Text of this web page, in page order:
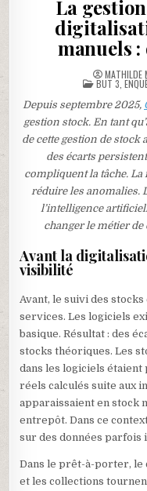
La
manuels
MATHILDE
POSTED
IN
BUT 3
Depuis septembre 2025,
gestion stock. En tant
de cette gestion de stock
des écarts
compliquent la tâche.
réduire les anomalies.
l’intelligence
changer le métier
Avant la
visibilité
Avant, le suivi des
services. Les logiciels
basique. Résultat : des
stocks théoriques. Les
dans les logiciels
réels calculés suite aux
apparaissaient en stock
entrepôt. Dans ce
sur des données parfois
Dans le prêt-à-porter, le
et les collections